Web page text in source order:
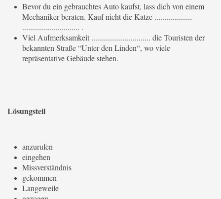
Bevor du ein gebrauchtes Auto kaufst, lass dich von einem
Mechaniker beraten. Kauf nicht die Katze ...................
............................. .
Viel Aufmerksamkeit .............................. die Touristen der
bekannten Straße “Unter den Linden“, wo viele
repräsentative Gebäude stehen.
Lösungsteil
anzurufen
eingehen
Missverständnis
gekommen
Langeweile